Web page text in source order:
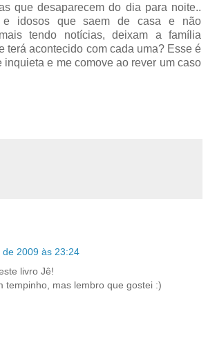
que desaparecem do dia para noite..
e idosos que saem de casa e não
tendo notícias, deixam a família
terá acontecido com cada uma? Esse é
inquieta e me comove ao rever um caso
de 2009 às 23:24
livro Jê!
tempinho, mas lembro que gostei :)